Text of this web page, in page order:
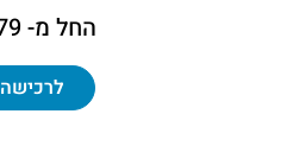
החל מ- 79 ₪
לרכישה